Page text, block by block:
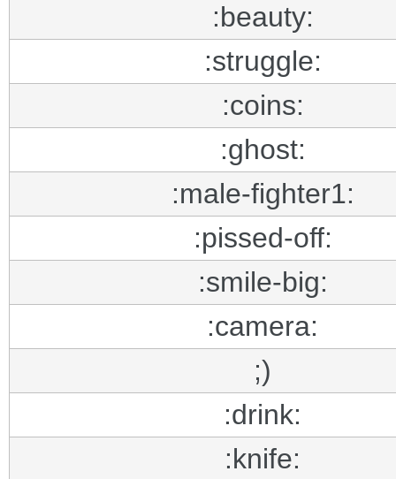
:beauty:
:struggle:
:coins:
:ghost:
:male-fighter1:
:pissed-off:
:smile-big:
:camera:
;)
:drink:
:knife: